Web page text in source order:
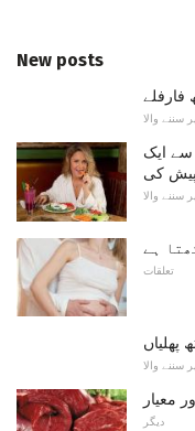
New posts
فارفلے
سننے والا
سے ایک
پیش کی
سننے والا
ہے
تعلقات
سننے والا
معیار
دیگر